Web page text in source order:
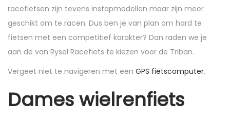
racefietsen zijn tevens instapmodellen maar zijn meer
geschikt om te racen. Dus ben je van plan om hard te
fietsen met een competitief karakter? Dan raden we je
aan de van Rysel Racefiets te kiezen voor de Triban.
Vergeet niet te navigeren met een GPS fietscomputer.
Dames wielrenfiets